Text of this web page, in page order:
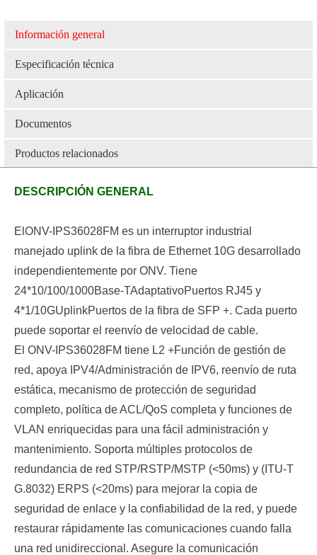
Información general
Especificación técnica
Aplicación
Documentos
Productos relacionados
DESCRIPCIÓN GENERAL
El ONV-IPS36028FM es un interruptor industrial
manejado uplink de la fibra de Ethernet 10G desarrollado
independientemente por ONV. Tiene
24*10/100/1000Base-TAdaptativoPuertos RJ45 y
4*1/10GUplinkPuertos de la fibra de SFP +. Cada puerto
puede soportar el reenvío de velocidad de cable.
El ONV-IPS36028FM tiene L2 +Función de gestión de
red, apoya IPV4/Administración de IPV6, reenvío de ruta
estática, mecanismo de protección de seguridad
completo, política de ACL/QoS completa y funciones de
VLAN enriquecidas para una fácil administración y
mantenimiento. Soporta múltiples protocolos de
redundancia de red STP/RSTP/MSTP (<50ms) y (ITU-T
G.8032) ERPS (<20ms) para mejorar la copia de
seguridad de enlace y la confiabilidad de la red, y puede
restaurar rápidamente las comunicaciones cuando falla
una red unidireccional. Asegure la comunicación